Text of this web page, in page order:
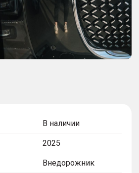
В наличии
2025
Внедорожник